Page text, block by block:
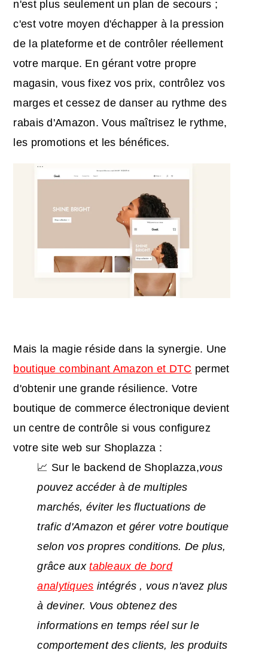
n'est plus seulement un plan de secours ;
c'est votre moyen d'échapper à la pression
de la plateforme et de contrôler réellement
votre marque. En gérant votre propre
magasin, vous fixez vos prix, contrôlez vos
marges et cessez de danser au rythme des
rabais d'Amazon. Vous maîtrisez le rythme,
les promotions et les bénéfices.
Mais la magie réside dans la synergie. Une
boutique combinant Amazon et DTC permet
d'obtenir une grande résilience. Votre
boutique de commerce électronique devient
un centre de contrôle si vous configurez
votre site web sur Shoplazza :
📈 Sur le backend de Shoplazza,vous
pouvez accéder à de multiples
marchés, éviter les fluctuations de
trafic d'Amazon et gérer votre boutique
selon vos propres conditions. De plus,
grâce auxtableaux de bord
analytiques intégrés , vous n'avez plus
à deviner. Vous obtenez des
informations en temps réel sur le
comportement des clients, les produits